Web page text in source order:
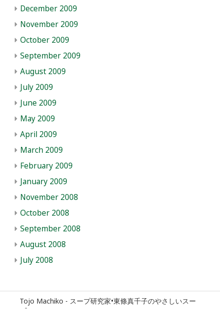
December 2009
November 2009
October 2009
September 2009
August 2009
July 2009
June 2009
May 2009
April 2009
March 2009
February 2009
January 2009
November 2008
October 2008
September 2008
August 2008
July 2008
Tojo Machiko - スープ研究家•東條真千子のやさしいスー